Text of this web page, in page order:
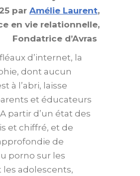
par Amélie Laurent,
en vie relationnelle,
Fondatrice d’Avras
d’internet, la
dont aucun
à l’abri, laisse
et éducateurs
partir d’un état des
et chiffré, et de
de
porno sur les
les adolescents,